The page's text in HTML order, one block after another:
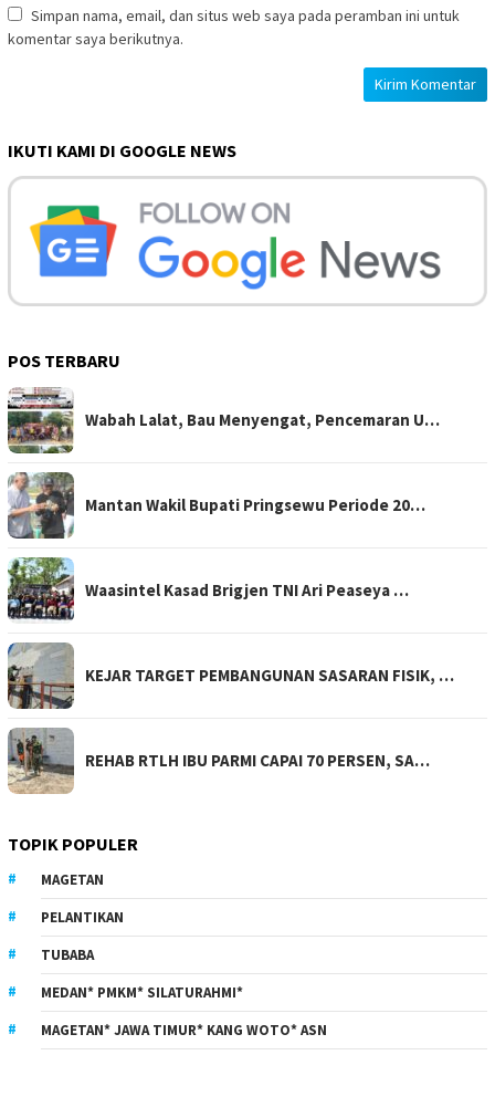
Simpan nama, email, dan situs web saya pada peramban ini untuk
komentar saya berikutnya.
IKUTI KAMI DI GOOGLE NEWS
POS TERBARU
Wabah Lalat, Bau Menyengat, Pencemaran U…
Mantan Wakil Bupati Pringsewu Periode 20…
Waasintel Kasad Brigjen TNI Ari Peaseya …
KEJAR TARGET PEMBANGUNAN SASARAN FISIK, …
REHAB RTLH IBU PARMI CAPAI 70 PERSEN, SA…
TOPIK POPULER
MAGETAN
PELANTIKAN
TUBABA
MEDAN* PMKM* SILATURAHMI*
MAGETAN* JAWA TIMUR* KANG WOTO* ASN